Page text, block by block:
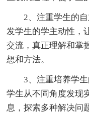
2、注重学生的自
发学生的学主动性，
交流，真正理解和掌
想和方法。
3、注重培养学生
学生从不同角度发现
息，探索多种解决问